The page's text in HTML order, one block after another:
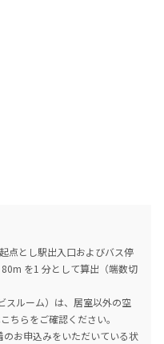
点とし駅出入口およびバス停
を1 分として算出（端数切
スルーム）は、居室以外の空
こちらをご確認ください。
のお申込みをいただいている状